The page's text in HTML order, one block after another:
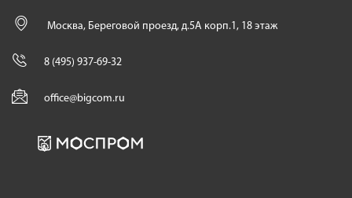
Москва, Береговой проезд, д.5А корп.1, 18 этаж
8 (495) 937-69-32
office@bigcom.ru